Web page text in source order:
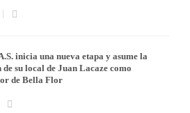
inicia una nueva etapa y asume la
su local de Juan Lacaze como
de Bella Flor